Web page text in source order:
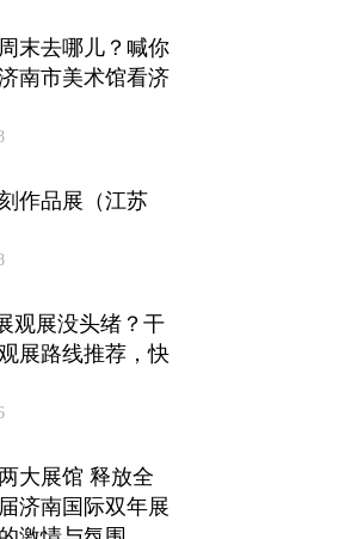
末去哪儿？喊你
南市美术馆看济
作品展（江苏
观展没头绪？干
展路线推荐，快
大展馆 释放全
济南国际双年展